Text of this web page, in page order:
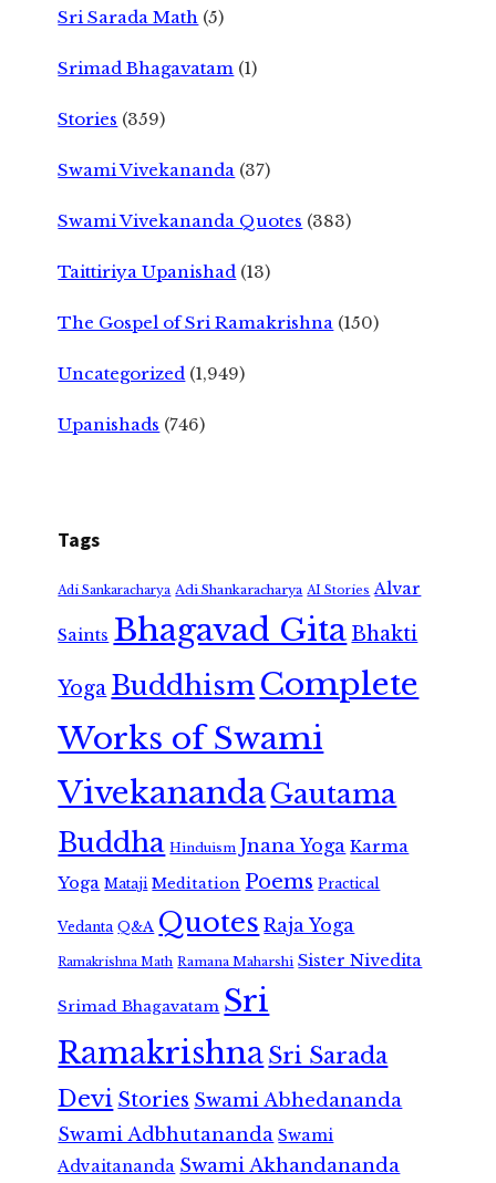
Sri Sarada Math (5)
Srimad Bhagavatam (1)
Stories (359)
Swami Vivekananda (37)
Swami Vivekananda Quotes (383)
Taittiriya Upanishad (13)
The Gospel of Sri Ramakrishna (150)
Uncategorized (1,949)
Upanishads (746)
Tags
Adi Sankaracharya Adi Shankaracharya AI Stories Alvar
Saints Bhagavad GitaBhakti
Yoga Buddhism Complete
Works of Swami
VivekanandaGautama
Buddha Hinduism Jnana Yoga Karma
Yoga Mataji Meditation Poems Practical
Vedanta Q&A Quotes Raja Yoga
Ramakrishna Math Ramana Maharshi Sister Nivedita
Srimad Bhagavatam Sri
RamakrishnaSri Sarada
Devi Stories Swami Abhedananda
Swami Adbhutananda Swami
Advaitananda Swami Akhandananda